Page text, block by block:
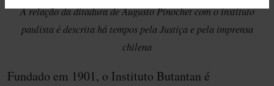
A relação da ditadura de Augusto Pinochet com o instituto
paulista é descrita há tempos pela Justiça e pela imprensa
chilena
Fundado em 1901, o Instituto Butantan é